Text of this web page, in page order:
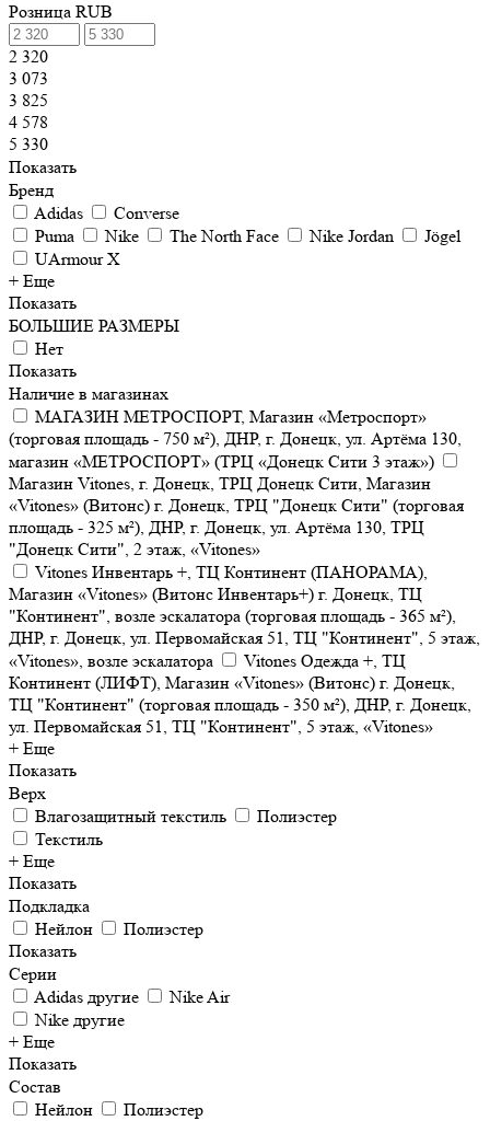
Розница RUB
2 320
3 073
3 825
4 578
5 330
Показать
Бренд
Adidas
Converse
Puma
Nike The North Face Nike Jordan
Jögel
UArmour X
+ Еще
Показать
БОЛЬШИЕ РАЗМЕРЫ
Нет
Показать
Наличие в магазинах
МАГАЗИН МЕТРОСПОРТ, Магазин «Метроспорт»
(торговая площадь - 750 м²), ДНР, г. Донецк, ул. Артёма 130,
магазин «МЕТРОСПОРТ» (ТРЦ «Донецк Сити 3 этаж»)
Магазин Vitones, г. Донецк, ТРЦ Донецк Сити, Магазин
«Vitones» (Витонс) г. Донецк, ТРЦ "Донецк Сити" (торговая
площадь - 325 м²), ДНР, г. Донецк, ул. Артёма 130, ТРЦ
"Донецк Сити", 2 этаж, «Vitones»
Vitones Инвентарь +, ТЦ Континент (ПАНОРАМА),
Магазин «Vitones» (Витонс Инвентарь+) г. Донецк, ТЦ
"Континент", возле эскалатора (торговая площадь - 365 м²),
ДНР, г. Донецк, ул. Первомайская 51, ТЦ "Континент", 5 этаж,
«Vitones», возле эскалатора
Vitones Одежда +, ТЦ
Континент (ЛИФТ), Магазин «Vitones» (Витонс) г. Донецк,
ТЦ "Континент" (торговая площадь - 350 м²), ДНР, г. Донецк,
ул. Первомайская 51, ТЦ "Континент", 5 этаж, «Vitones»
+ Еще
Показать
Верх
Влагозащитный текстиль
Полиэстер
Текстиль
+ Еще
Показать
Подкладка
Нейлон
Полиэстер
Показать
Серии
Adidas другие
Nike Air
Nike другие
+ Еще
Показать
Состав
Нейлон
Полиэстер